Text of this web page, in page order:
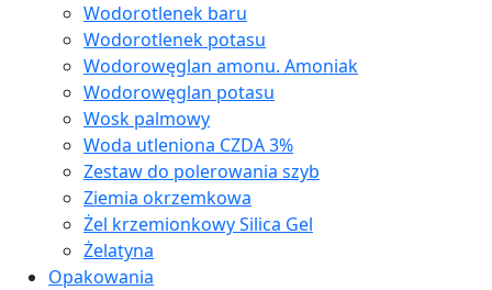
Wodorotlenek baru
Wodorotlenek potasu
Wodorowęglan amonu. Amoniak
Wodorowęglan potasu
Wosk palmowy
Woda utleniona CZDA 3%
Zestaw do polerowania szyb
Ziemia okrzemkowa
Żel krzemionkowy Silica Gel
Żelatyna
Opakowania